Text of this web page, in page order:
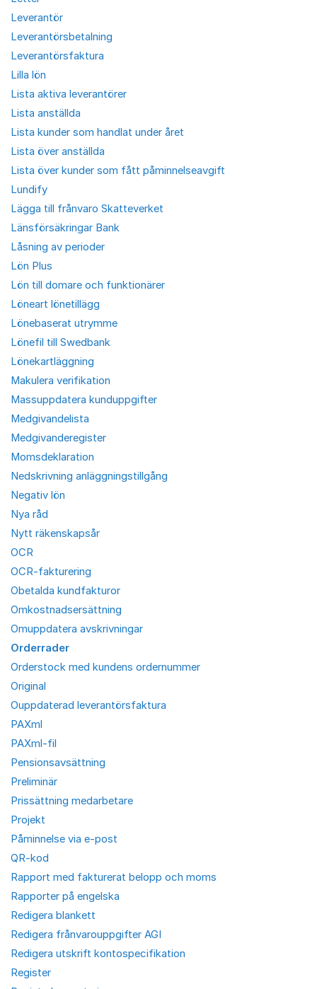
Leverantör
Leverantörsbetalning
Leverantörsfaktura
Lilla lön
Lista aktiva leverantörer
Lista anställda
Lista kunder som handlat under året
Lista över anställda
Lista över kunder som fått påminnelseavgift
Lundify
Lägga till frånvaro Skatteverket
Länsförsäkringar Bank
Låsning av perioder
Lön Plus
Lön till domare och funktionärer
Löneart lönetillägg
Lönebaserat utrymme
Lönefil till Swedbank
Lönekartläggning
Makulera verifikation
Massuppdatera kunduppgifter
Medgivandelista
Medgivanderegister
Momsdeklaration
Nedskrivning anläggningstillgång
Negativ lön
Nya råd
Nytt räkenskapsår
OCR
OCR-fakturering
Obetalda kundfakturor
Omkostnadsersättning
Omuppdatera avskrivningar
Orderrader
Orderstock med kundens ordernummer
Original
Ouppdaterad leverantörsfaktura
PAXml
PAXml-fil
Pensionsavsättning
Preliminär
Prissättning medarbetare
Projekt
Påminnelse via e-post
QR-kod
Rapport med fakturerat belopp och moms
Rapporter på engelska
Redigera blankett
Redigera frånvarouppgifter AGI
Redigera utskrift kontospecifikation
Register